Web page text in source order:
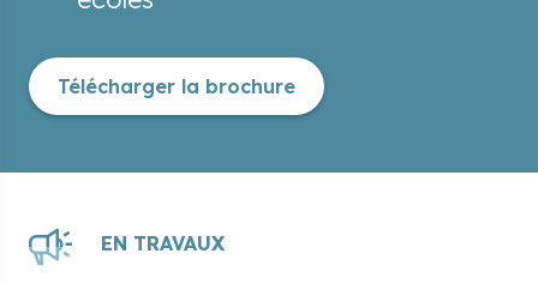
Télécharger la brochure
EN TRAVAUX